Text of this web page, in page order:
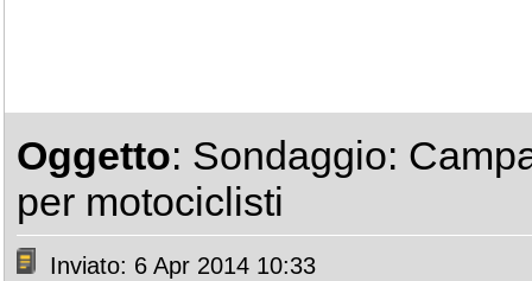
Oggetto: Sondaggio:
per motociclisti
Inviato: 6 Apr 2014 10:33